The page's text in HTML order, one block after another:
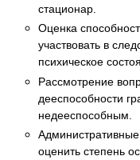
стационар.
Оценка
участвовать в
психическое
Рассмотрение
дееспособности
недееспособным.
оценить степень